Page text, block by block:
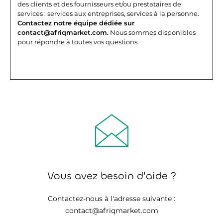
des clients et des fournisseurs et/ou prestataires de
services : services aux entreprises, services à la personne.
Contactez notre équipe dédiée sur
contact@afriqmarket.com. Nous sommes disponibles
pour répondre à toutes vos questions.
Vous avez besoin d'aide ?
Contactez-nous à l'adresse suivante :
contact@afriqmarket.com